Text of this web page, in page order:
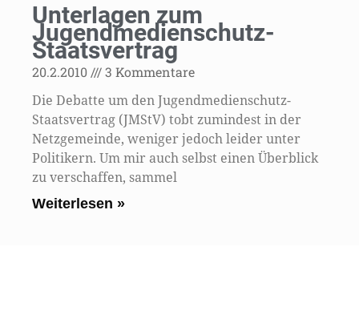
Unterlagen zum
Jugendmedienschutz-
Staatsvertrag
20.2.2010 3 Kommentare
Die Debatte um den Jugendmedienschutz-
Staatsvertrag (JMStV) tobt zumindest in der
Netzgemeinde, weniger jedoch leider unter
Politikern. Um mir auch selbst einen Überblick
zu verschaffen, sammel
Weiterlesen »